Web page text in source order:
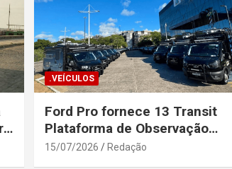
.VEÍCULOS
Ford Pro fornece 13 Transit
Plataforma de Observação
Elevada para a Secretaria de
15/07/2026 Redação